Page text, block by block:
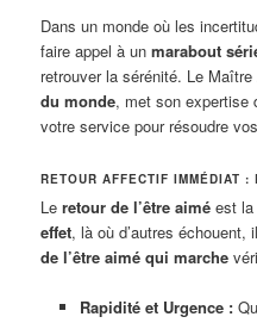
Dans un monde où les
faire appel à unmarabout
retrouver la sérénité. Le
du monde, met son expertise
votre service pour résoudre
RETOUR AFFECTIF IMMÉDIAT :
Leretour de l’être aimé est
effet, là où d’autres
de l’être aimé qui marche
Rapidité et Urgence :